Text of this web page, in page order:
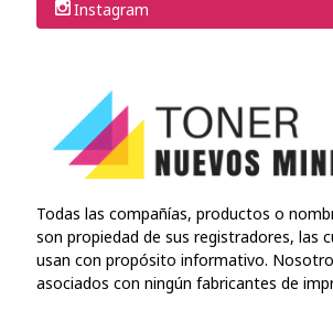
Instagram
Todas las compañías, productos o
son propiedad de sus registradores, las
usan con propósito informativo.
asociados con ningún fabricantes de